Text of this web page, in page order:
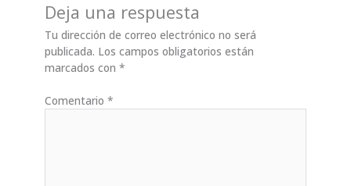
Deja una respuesta
Tu dirección de correo electrónico no será
publicada. Los campos obligatorios están
marcados con *
Comentario *